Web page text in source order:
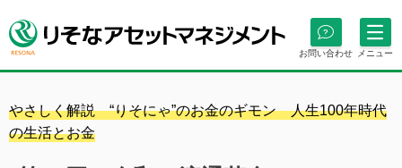
お問い合わせ メニュー
やさしく解説 “りそにゃ”のお金のギモン 人生100年時代
の生活とお金